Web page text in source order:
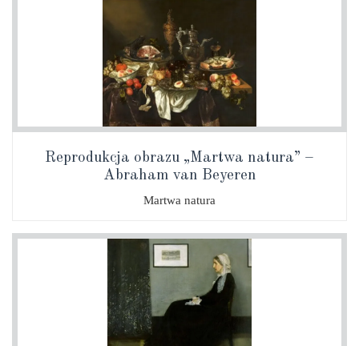
Reprodukcja obrazu „Martwa natura” –
Abraham van Beyeren
Martwa natura